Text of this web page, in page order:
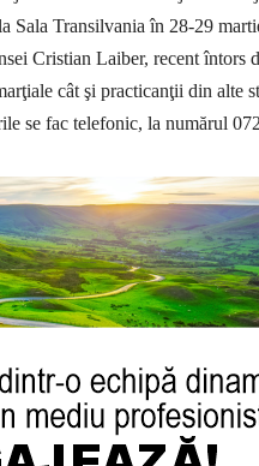
Sala Transilvania în 28-29
Cristian Laiber, recent întors
cât şi prac­ticanţii din alte
se fac telefo­nic, la numărul